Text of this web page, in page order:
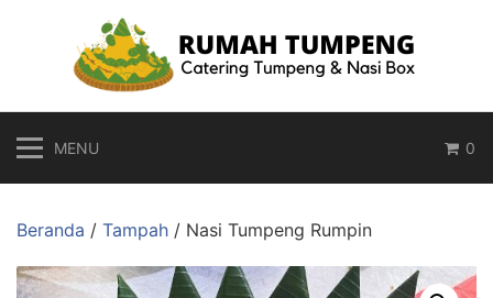
MENU 0
Beranda / Tampah / Nasi Tumpeng Rumpin